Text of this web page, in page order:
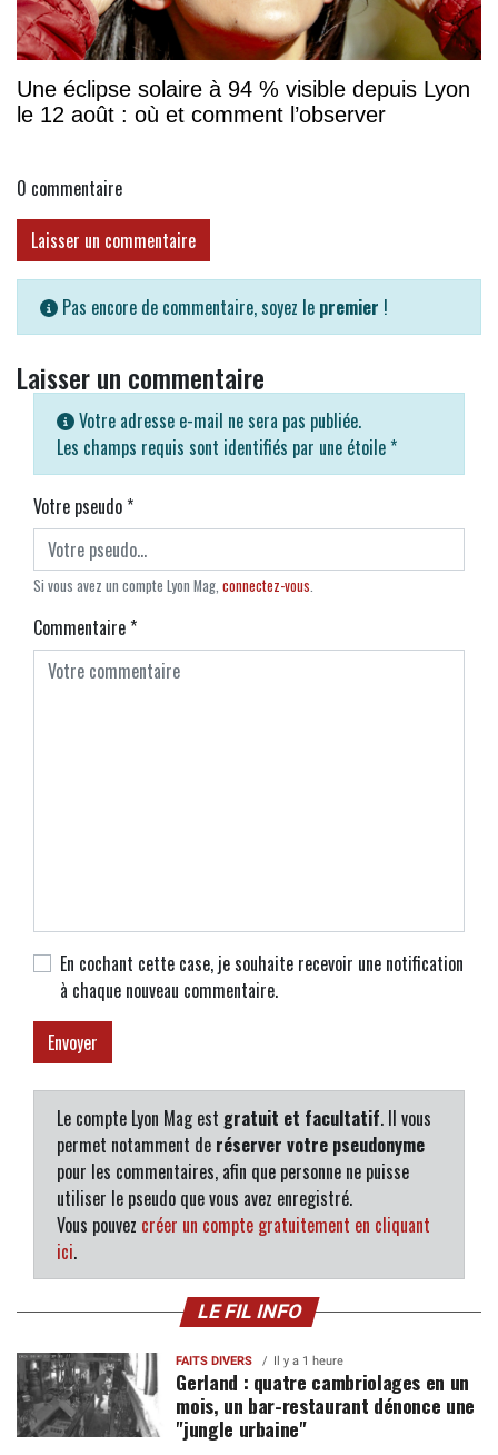
Une éclipse solaire à 94 % visible depuis Lyon
le 12 août : où et comment l’observer
0 commentaire
Laisser un commentaire
Pas encore de commentaire, soyez le premier !
Laisser un commentaire
Votre adresse e-mail ne sera pas publiée.
Les champs requis sont identifiés par une étoile *
Votre pseudo*
Si vous avez un compte Lyon Mag, connectez-vous.
Commentaire*
En cochant cette case, je souhaite recevoir une notification
à chaque nouveau commentaire.
Le compte Lyon Mag est gratuit et facultatif. Il vous
permet notamment de réserver votre pseudonyme
pour les commentaires, afin que personne ne puisse
utiliser le pseudo que vous avez enregistré.
Vous pouvez créer un compte gratuitement en cliquant
ici.
LE FIL INFO
FAITS DIVERS Il y a 1 heure
Gerland : quatre cambriolages en un
mois, un bar-restaurant dénonce une
"jungle urbaine"